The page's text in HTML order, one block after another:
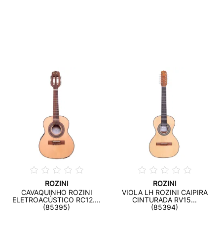
ROZINI
CAVAQUINHO ROZINI
ELETROACÚSTICO RC12....
(85395)
ROZINI
VIOLA LH ROZINI CAIPIRA
CINTURADA RV15...
(85394)